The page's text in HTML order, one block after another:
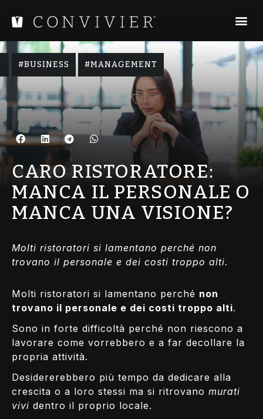
BUSINESS MANAGEMENT
CARO RISTORATORE:
MANCA IL PERSONALE O
MANCA UNA VISIONE?
Molti ristoratori si lamentano perché non
trovano il personale e dei costi troppo alti.
Molti ristoratori si lamentano perché non
trovano il personale e dei costi troppo alti.
Sono in forte difficoltà perché non riescono a
lavorare come vorrebbero e a far decollare la
propria attività.
Desidererebbero più tempo da dedicare alla
crescita o a loro stessi ma si ritrovano murati
vivi dentro il proprio locale.